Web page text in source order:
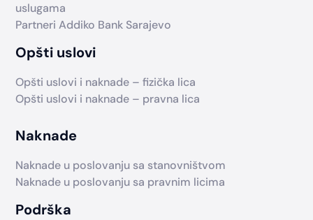
uslugama
Partneri Addiko Bank Sarajevo
Opšti uslovi
Opšti uslovi i naknade – fizička lica
Opšti uslovi i naknade – pravna lica
Naknade
Naknade u poslovanju sa stanovništvom
Naknade u poslovanju sa pravnim licima
Podrška